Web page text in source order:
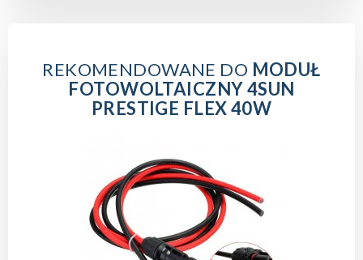
REKOMENDOWANE DO MODUŁ
FOTOWOLTAICZNY 4SUN
PRESTIGE FLEX 40W